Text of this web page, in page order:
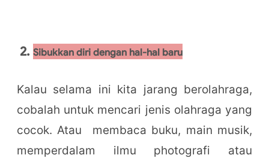
2. Sibukkan diri dengan hal-hal baru
Kalau selama ini kita jarang berolahraga,
cobalah untuk mencari jenis olahraga yang
cocok. Atau membaca buku, main musik,
memperdalam ilmu photografi atau